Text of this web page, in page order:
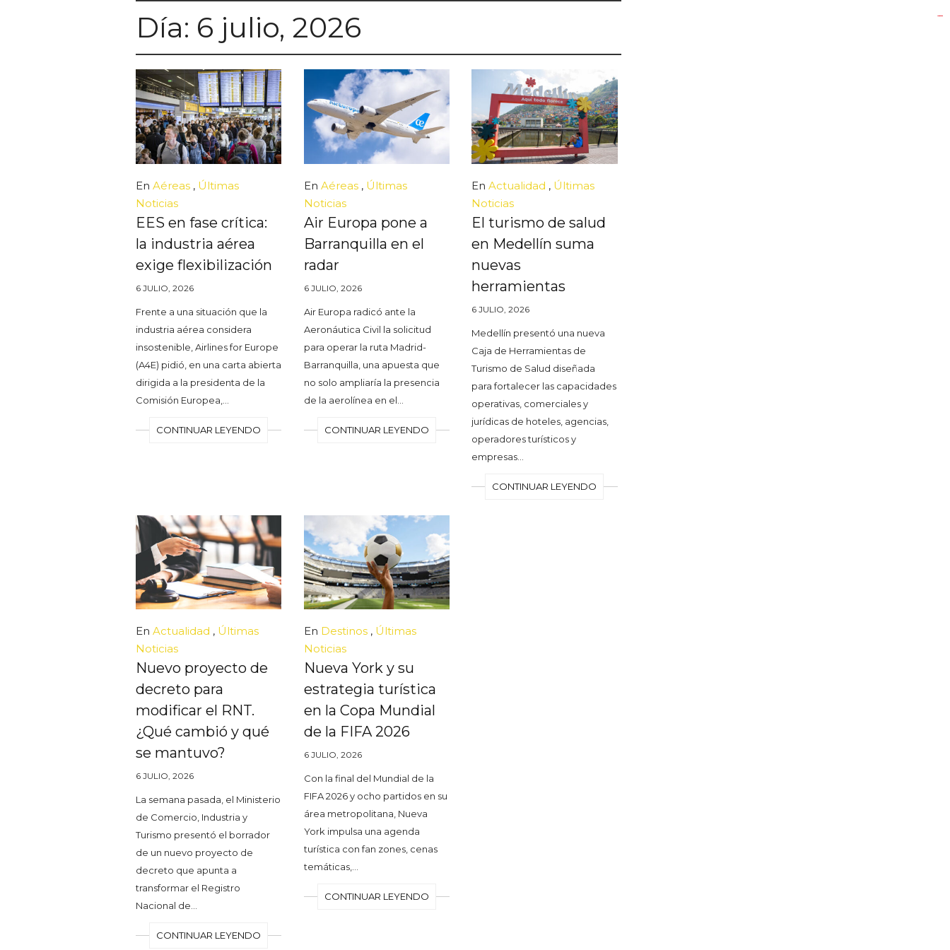
Día: 6 julio, 2026
En Aéreas , Últimas
Noticias
EES en fase crítica:
la industria aérea
exige flexibilización
6 JULIO, 2026
Frente a una situación que la
industria aérea considera
insostenible, Airlines for Europe
(A4E) pidió, en una carta abierta
dirigida a la presidenta de la
Comisión Europea,…
CONTINUAR LEYENDO
En Aéreas, Últimas
Noticias
Air Europa pone a
Barranquilla en el
radar
6 JULIO, 2026
Air Europa radicó ante la
Aeronáutica Civil la solicitud
para operar la ruta Madrid-
Barranquilla, una apuesta que
no solo ampliaría la presencia
de la aerolínea en el…
CONTINUAR LEYENDO
EnActualidad , Últimas
Noticias
El turismo de salud
en Medellín suma
nuevas
herramientas
6 JULIO, 2026
Medellín presentó una nueva
Caja de Herramientas de
Turismo de Salud diseñada
para fortalecer las capacidades
operativas, comerciales y
jurídicas de hoteles, agencias,
operadores turísticos y
empresas…
CONTINUAR LEYENDO
En Actualidad , Últimas
Noticias
Nuevo proyecto de
decreto para
modificar el RNT.
¿Qué cambió y qué
se mantuvo?
6 JULIO, 2026
La semana pasada, el Ministerio
de Comercio, Industria y
Turismo presentó el borrador
de un nuevo proyecto de
decreto que apunta a
transformar el Registro
Nacional de…
CONTINUAR LEYENDO
En Destinos, Últimas
Noticias
Nueva York y su
estrategia turística
en la Copa Mundial
de la FIFA 2026
6 JULIO, 2026
Con la final del Mundial de la
FIFA 2026 y ocho partidos en su
área metropolitana, Nueva
York impulsa una agenda
turística con fan zones, cenas
temáticas,…
CONTINUAR LEYENDO